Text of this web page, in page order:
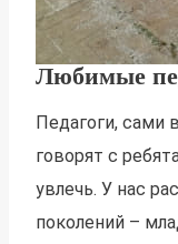
Любимые
Педагоги, сами
говорят с
увлечь. У нас
поколений –